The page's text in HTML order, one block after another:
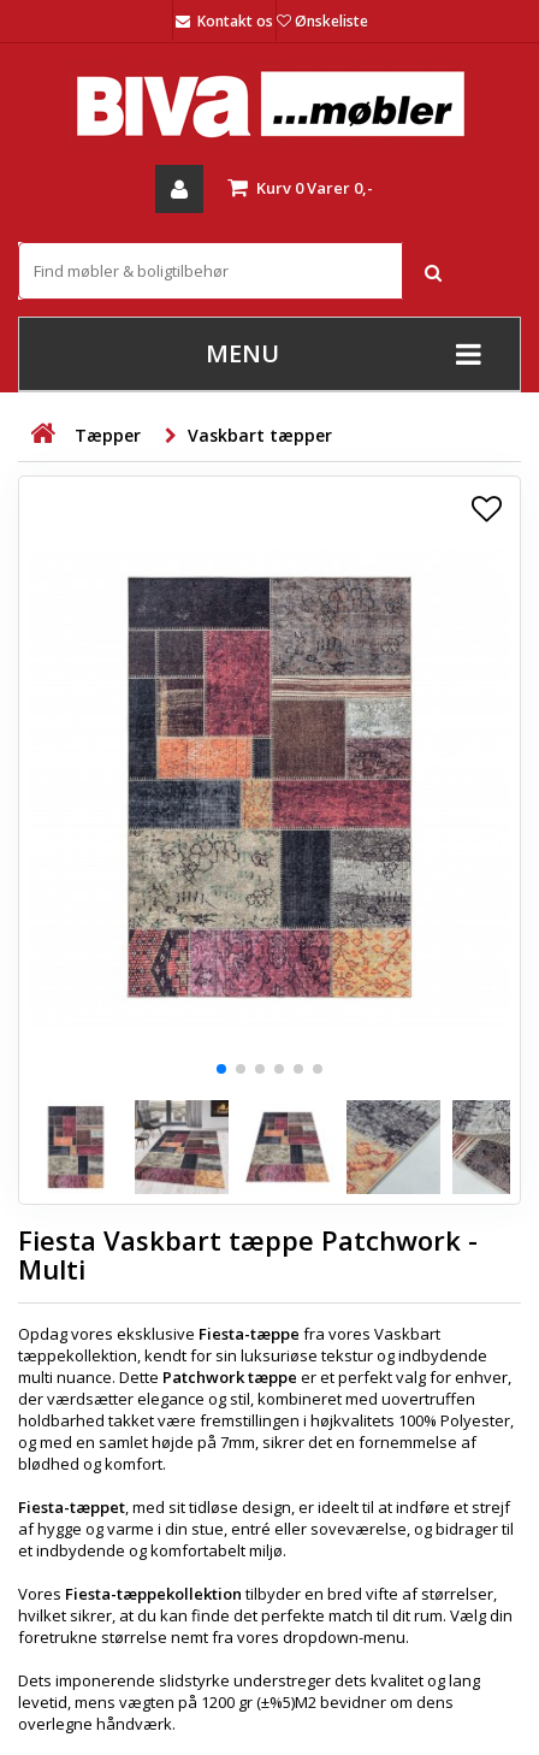
Kontakt os Ønskeliste
Kurv 0Varer 0,-
MENU
+
STUE
+
ENTREMØBLER
SPAR PENGE PÅ UDVALGTE VARER
Tæpper Vaskbart tæpper
Fiesta Vaskbart tæppe Patchwork -
Multi
Opdag vores eksklusive Fiesta-tæppe fra vores Vaskbart
tæppekollektion, kendt for sin luksuriøse tekstur og indbydende
multi nuance. Dette Patchwork tæppe er et perfekt valg for enhver,
der værdsætter elegance og stil, kombineret med uovertruffen
holdbarhed takket være fremstillingen i højkvalitets 100% Polyester,
og med en samlet højde på 7mm, sikrer det en fornemmelse af
blødhed og komfort.
Fiesta-tæppet, med sit tidløse design, er ideelt til at indføre et strejf
af hygge og varme i din stue, entré eller soveværelse, og bidrager til
et indbydende og komfortabelt miljø.
Vores Fiesta-tæppekollektion tilbyder en bred vifte af størrelser,
hvilket sikrer, at du kan finde det perfekte match til dit rum. Vælg din
foretrukne størrelse nemt fra vores dropdown-menu.
Dets imponerende slidstyrke understreger dets kvalitet og lang
levetid, mens vægten på 1200 gr (±%5)M2 bevidner om dens
overlegne håndværk.